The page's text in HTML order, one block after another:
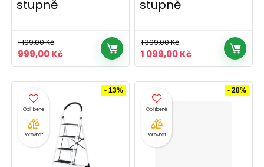
stupně
1 199,00Kč
Původní
cena
199,00 Kč.
999,00KčAktuální
cena
999,00 Kč.
stupně
1 399,00Kč
Původní
cena
399,00 Kč.
1 099,00KčAktuální
cena
Porovnat
- 13%
Porovnat
- 28%